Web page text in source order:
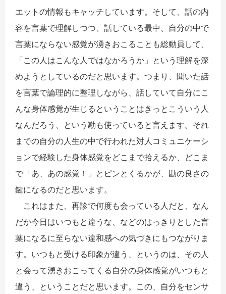
エットの情報もキャッチしています。そして、話の内
容を言葉で理解しつつ、話している最中、自分の中で
言葉にならない感覚が湧きおこることも総動員して、
「この人はこんな人ではなかろうか」という理解を深
めようとしているのだと思います。つまり、聞いた話
を言葉で論理的に整理しながら、話していて自分にこ
んな身体感覚が生じるということはきっとこういう人
なんだろう、という勘も使っていると言えます。それ
までの自分の人生の中で行われた対人コミュニケーシ
ョンで経験した身体感覚をどこまで拾えるか、どこま
で「あ、あの感覚！」とピンとくるかが、勘の良さの
鍵になるのだと思います。
これはまた、再診で何度も会っている人だと、なん
だか今日はいつもと違うな、などのはっきりとした言
葉になるに至らない違和感への気づきにもつながりま
す。いつもと受ける印象が違う、というのは、その人
と会って湧きおこってくる自分の身体感覚がいつもと
違う、ということだと思います。この、自分をセンサ